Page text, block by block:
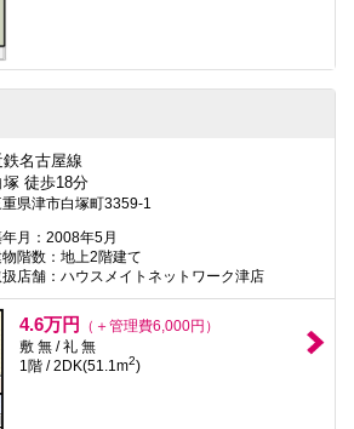
鉄名古屋線
塚 徒歩18分
重県津市白塚町3359-1
月：2008年5月
階数：地上2階建て
店舗：ハウスメイトネットワーク津店
4.6万円
（＋管理費6,000円）
敷 無 / 礼 無
1階 / 2DK(51.1m2)